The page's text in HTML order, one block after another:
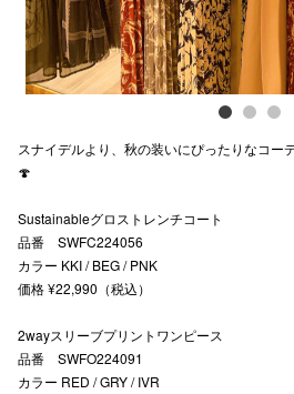
スナイデルより、秋の装いにぴったりなコー
🍄
Sustainableグロストレンチコート
品番 SWFC224056
カラー KKI / BEG / PNK
価格 ¥22,990（税込）
2wayスリーブプリントワンピース
品番 SWFO224091
カラー RED / GRY / IVR